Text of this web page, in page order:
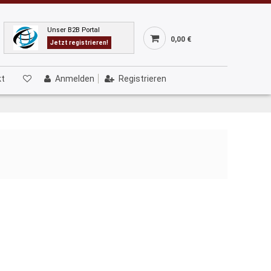
Unser B2B Portal
Jetzt registrieren! 0,00 €
Anmelden Registrieren